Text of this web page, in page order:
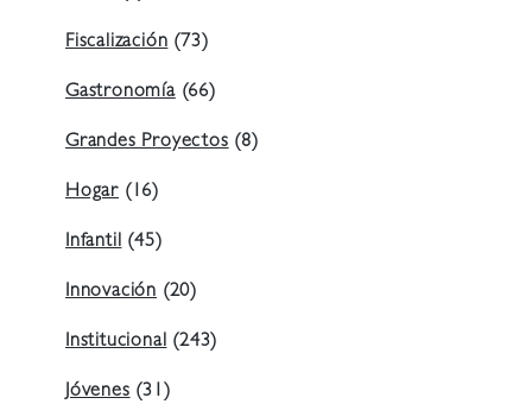
Fiscalización(73)
Gastronomía(66)
Grandes Proyectos(8)
Hogar (16)
Infantil(45)
Innovación (20)
Institucional(243)
Jóvenes(31)